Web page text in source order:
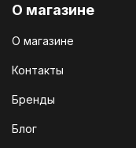
О магазине
О магазине
Контакты
Бренды
Блог